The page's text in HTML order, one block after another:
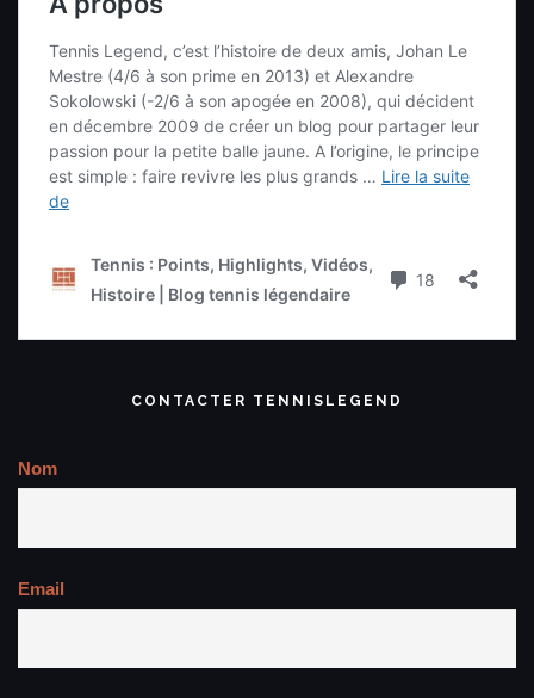
CONTACTER TENNISLEGEND
Nom
Email